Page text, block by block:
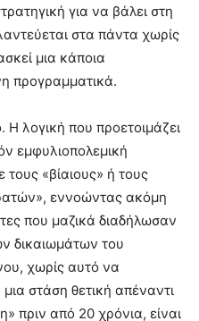
για να βάλει στη
στα πάντα χωρίς
μια κάποια
προγραμματικά.
λογική που προετοιμάζει
εμφυλιοπολεμική
«βίαιους» ή τους
εννοώντας ακόμη
που μαζικά διαδήλωσαν
δικαιωμάτων του
χωρίς αυτό να
στάση θετική απέναντι
πριν από 20 χρόνια, είναι